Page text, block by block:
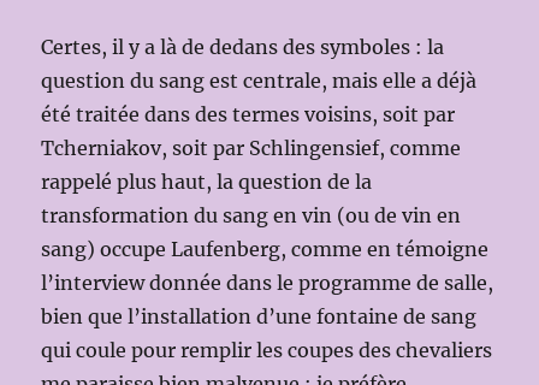
Certes, il y a là de dedans des symboles : la
question du sang est centrale, mais elle a déjà
été traitée dans des termes voisins, soit par
Tcherniakov, soit par Schlingensief, comme
rappelé plus haut, la question de la
transformation du sang en vin (ou de vin en
sang) occupe Laufenberg, comme en témoigne
l’interview donnée dans le programme de salle,
bien que l’installation d’une fontaine de sang
qui coule pour remplir les coupes des chevaliers